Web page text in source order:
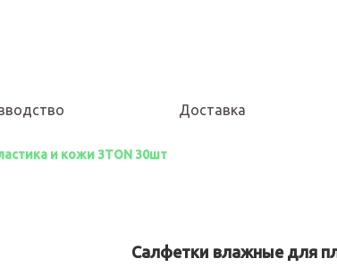
Доставка
и кожи 3TON 30шт
Салфетки влажные для